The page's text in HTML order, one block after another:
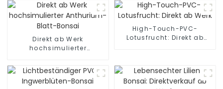
Direkt ab Werk
hochsimulierter
High-Touch-PVC-
Lotusfrucht: Direkt ab